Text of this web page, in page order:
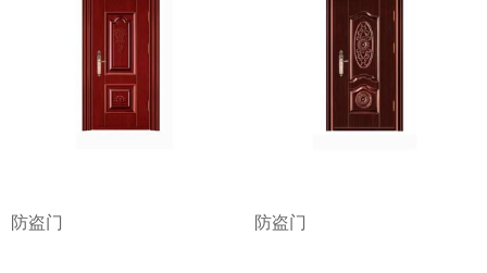
防盗门 防盗门